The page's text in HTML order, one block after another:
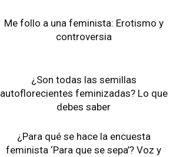
Me follo a una feminista: Erotismo y
controversia
¿Son todas las semillas
autoflorecientes feminizadas? Lo que
debes saber
¿Para qué se hace la encuesta
feminista ‘Para que se sepa’? Voz y